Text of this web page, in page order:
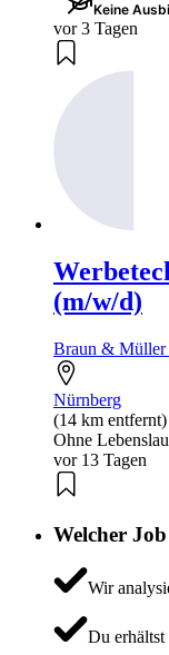
Keine
vor 3 Tagen
(m/w/d)
Braun & Müller
Nürnberg
(14 km entfernt)
Ohne
vor 13 Tagen
Welcher
Wir
Du erhältst